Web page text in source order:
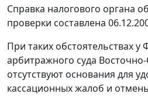
Справка налогового органа
проверки составлена
При таких обстоятельствах у
арбитражного суда
отсутствуют основания для
кассационных жалоб и